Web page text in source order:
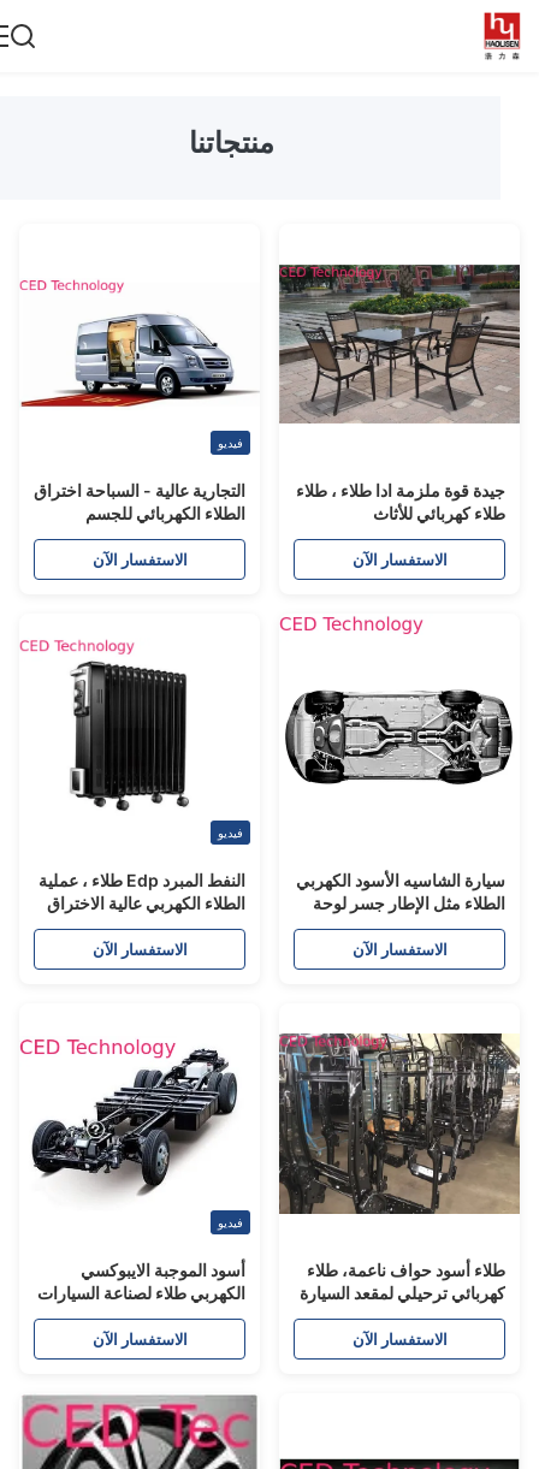
منتجاتنا
قوة ملزمة ادا طلاء ، طلاء
كهربائي للأثاث
الاستفسار الآن
التجارية عالية - السباحة اختراق
الطلاء الكهربائي للجسم
السيارة
الاستفسار الآن
الشاسيه الأسود الكهربي
مثل الإطار جسر لوحة
الاستفسار الآن
النفط المبرد Edp طلاء ، عملية
الطلاء الكهربي عالية الاختراق
الاستفسار الآن
أسود حواف ناعمة، طلاء
ترحيلي لمقعد السيارة
الاستفسار الآن
أسود الموجبة الايبوكسي
الكهربي طلاء لصناعة السيارات
الشاسيه
الاستفسار الآن